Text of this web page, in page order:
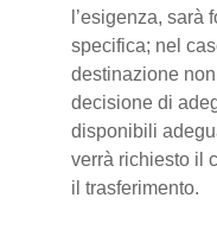
l’esigenza, sarà
specifica; nel
destinazione
decisione di
disponibili
verrà richiesto il
il trasferimento.